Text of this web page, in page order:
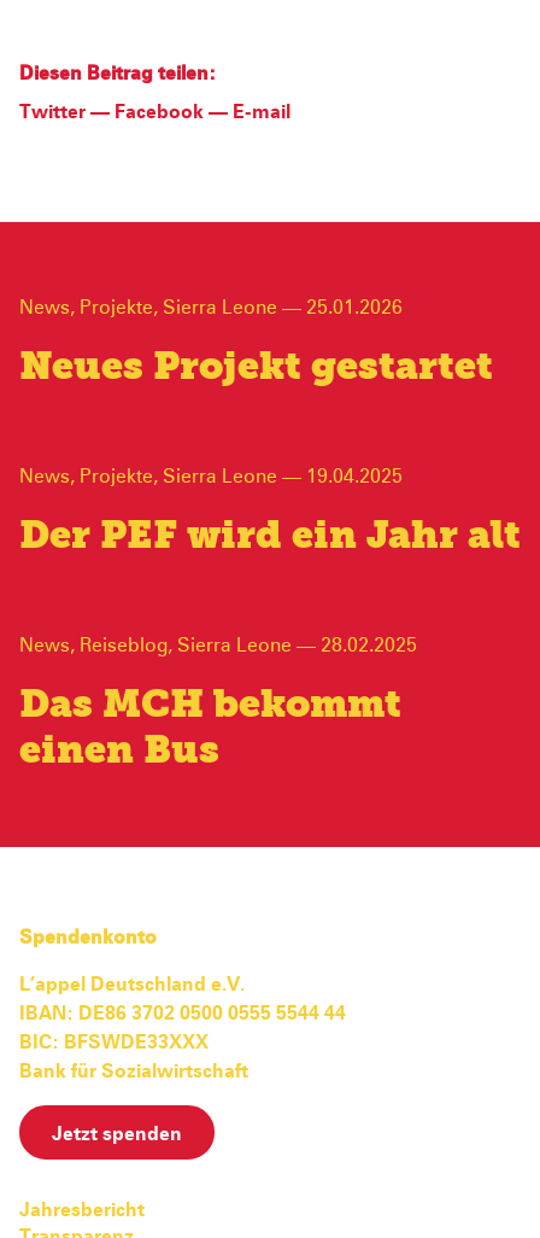
Diesen Beitrag teilen:
Twitter — Facebook — E-mail
News, Projekte, Sierra Leone — 25.01.2026
Neues Projekt gestartet
News, Projekte, Sierra Leone — 19.04.2025
Der PEF wird ein Jahr alt
News, Reiseblog, Sierra Leone — 28.02.2025
Das MCH bekommt
einen Bus
Spendenkonto
L’appel Deutschland e.V.
IBAN: DE86 3702 0500 0555 5544 44
BIC: BFSWDE33XXX
Bank für Sozialwirtschaft
Jetzt spenden
Jahresbericht